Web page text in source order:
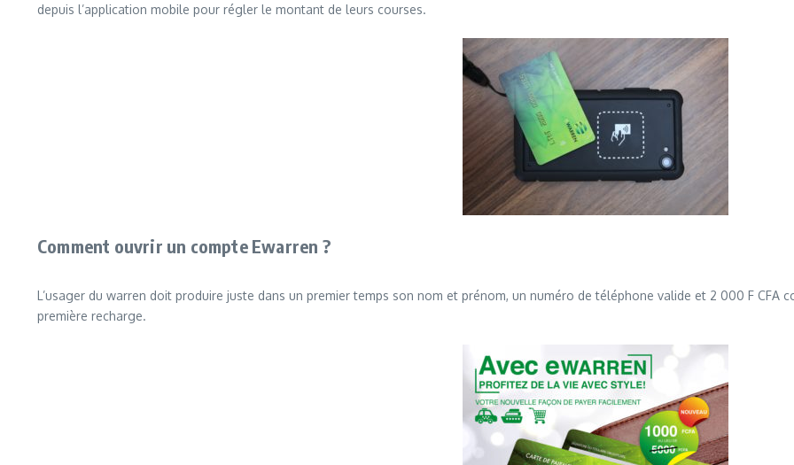
depuis l’application mobile pour régler le montant de leurs courses.
Comment ouvrir un compte Ewarren ?
L’usager du warren doit produire juste dans un premier temps son nom et prénom, un numéro de téléphone valide et 2 000 F CFA
première recharge.